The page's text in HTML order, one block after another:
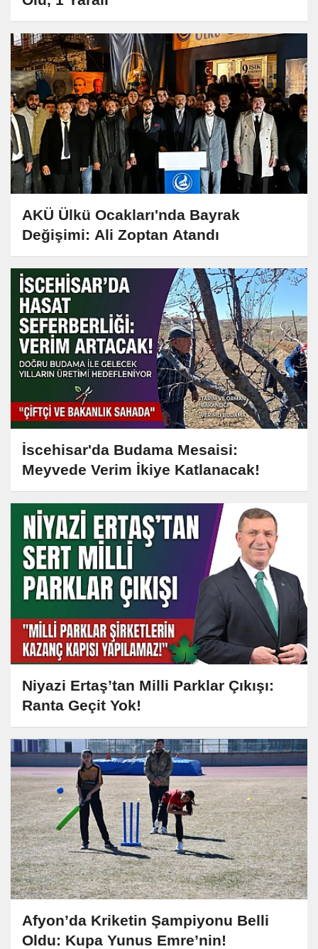
AKÜ Ülkü Ocakları'nda Bayrak
Değişimi: Ali Zoptan Atandı
İscehisar'da Budama Mesaisi:
Meyvede Verim İkiye Katlanacak!
Niyazi Ertaş’tan Milli Parklar Çıkışı:
Ranta Geçit Yok!
Afyon’da Kriketin Şampiyonu Belli
Oldu: Kupa Yunus Emre’nin!